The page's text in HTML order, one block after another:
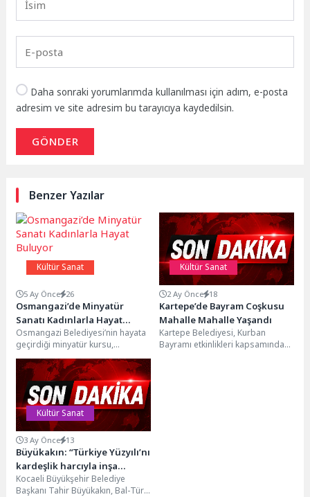
Daha sonraki yorumlarımda kullanılması için adım, e-posta
adresim ve site adresim bu tarayıcıya kaydedilsin.
GÖNDER
Benzer Yazılar
Kültür Sanat
5 Ay Önce 26
Osmangazi’de Minyatür
Sanatı Kadınlarla Hayat
Buluyor
Osmangazi Belediyesi’nin hayata
geçirdiği minyatür kursu,
kadınların yoğun ilgisiyle kültürel
değerlerin zarif bir yansımasına
dönüşüyor....
Kültür Sanat
2 Ay Önce 18
Kartepe’de Bayram Coşkusu
Mahalle Mahalle Yaşandı
Kartepe Belediyesi, Kurban
Bayramı etkinlikleri kapsamında
Kültür Sanat
3 Ay Önce 13
Büyükakın: “Türkiye Yüzyılı’nı
kardeşlik harcıyla inşa
edeceğiz”
Kocaeli Büyükşehir Belediye
Başkanı Tahir Büyükakın, Bal-Türk